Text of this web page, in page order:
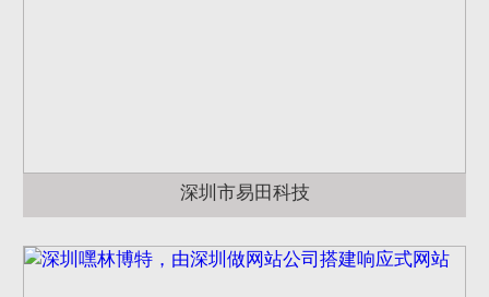
深圳市易田科技